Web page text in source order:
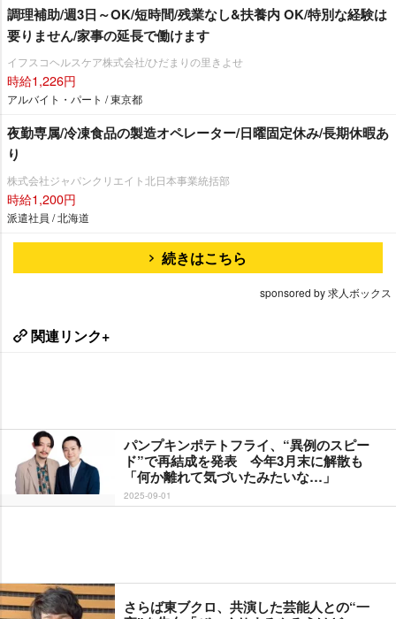
調理補助/週3日～OK/短時間/残業なし&扶養内 OK/特別な経験は
要りません/家事の延長で働けます
イフスコヘルスケア株式会社/ひだまりの里きよせ
時給1,226円
アルバイト・パート / 東京都
夜勤専属/冷凍食品の製造オペレーター/日曜固定休み/長期休暇あ
り
株式会社ジャパンクリエイト北日本事業統括部
時給1,200円
派遣社員 / 北海道
続きはこちら
sponsored by 求人ボックス
関連リンク+
パンプキンポテトフライ、“異例のスピー
ド”で再結成を発表 今年3月末に解散も
「何か離れて気づいたみたいな…」
2025-09-01
さらば東ブクロ、共演した芸能人との“一